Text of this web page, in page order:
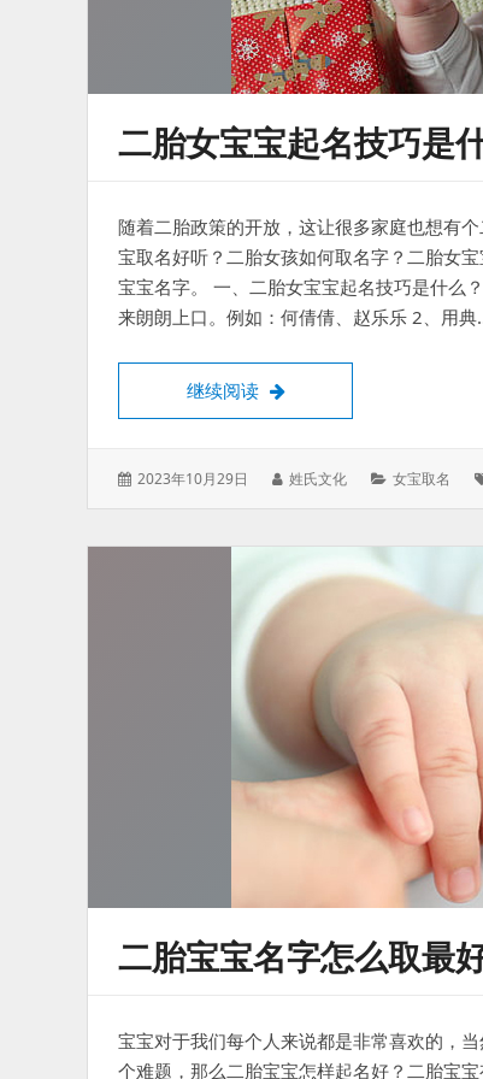
二胎女宝宝起名技巧是
随着二胎政策的开放，这让很多家庭也想有
宝取名好听？二胎女孩如何取名字？二胎女
宝宝名字。 一、二胎女宝宝起名技巧是什么
来朗朗上口。例如：何倩倩、赵乐乐 2、用
继续阅读 二胎女宝宝起名技巧是什
发
2023年10月29日
作
姓氏文化
分
女宝取名
二胎宝宝名字怎么取最
宝宝对于我们每个人来说都是非常喜欢的，
个难题，那么二胎宝宝怎样起名好？二胎宝